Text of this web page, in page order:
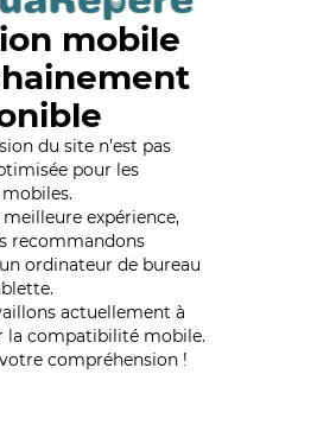
mobile
du site n’est pas
pour les
expérience,
recommandons
ordinateur de bureau
actuellement à
la compatibilité mobile.
compréhension !